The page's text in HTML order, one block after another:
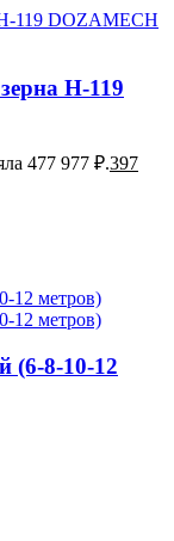
H-119
477 977 ₽.397
(6-8-10-12